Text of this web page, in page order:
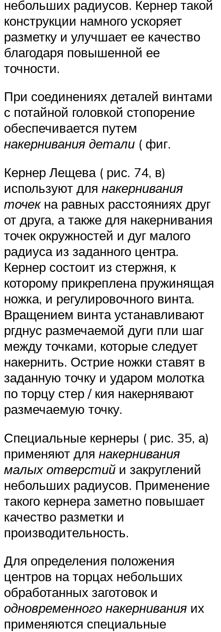
небольших радиусов. Кернер такой
конструкции намного ускоряет
разметку и улучшает ее качество
благодаря повышенной ее
точности.
При соединениях деталей винтами
с потайной головкой стопорение
обеспечивается путем
накернивания детали ( фиг.
Кернер Лещева ( рис. 74, в)
используют для накернивания
точекна равных расстояниях друг
от друга, а также для накернивания
точек окружностей и дуг малого
радиуса из заданного центра.
Кернер состоит из стержня, к
которому прикреплена пружинящая
ножка, и регулировочного винта.
Вращением винта устанавливают
ргднус размечаемой дуги пли шаг
между точками, которые следует
накернить. Острие ножки ставят в
заданную точку и ударом молотка
по торцу стер / кия накернявают
размечаемую точку.
Специальные кернеры ( рис. 35, а)
применяют для накернивания
малых отверстий и закруглений
небольших радиусов. Применение
такого кернера заметно повышает
качество разметки и
производительность.
Для определения положения
центров на торцах небольших
обработанных заготовок и
одновременного накернивания их
применяются специальные